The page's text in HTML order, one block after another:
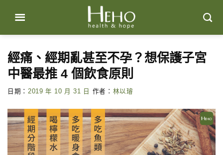
content
經痛、經期亂甚至不孕？想保護子宮
中醫最推 4 個飲食原則
日期： 2019 年 10 月 31 日 作者： 林以璿